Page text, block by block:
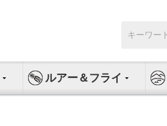
索:
ルアー＆フライ